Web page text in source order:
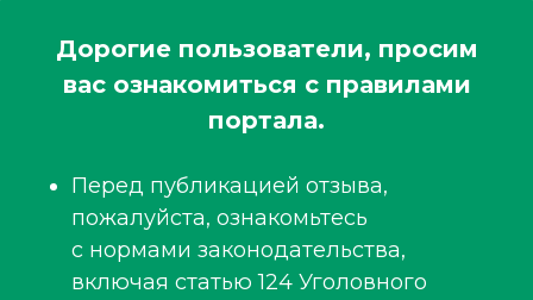
Дорогие пользователи, просим
вас ознакомиться с правилами
портала.
Перед публикацией отзыва,
пожалуйста, ознакомьтесь
с нормами законодательства,
включая статью 124 Уголовного